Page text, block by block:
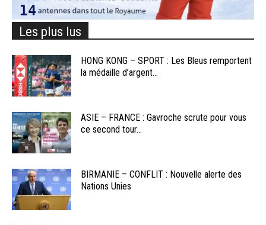
Les plus lus
HONG KONG – SPORT : Les Bleus remportent
la médaille d’argent...
ASIE – FRANCE : Gavroche scrute pour vous
ce second tour...
BIRMANIE – CONFLIT : Nouvelle alerte des
Nations Unies